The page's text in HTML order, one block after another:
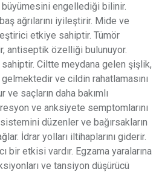
engellediği bilinir.
ağrılarını iyileştirir. Mide ve
etkiye sahiptir. Tümör
antiseptik özelliği bulunuyor.
Ciltte meydana gelen şişlik,
ve cildin rahatlamasını
ve saçların daha bakımlı
ve anksiyete semptomlarını
düzenler ve bağırsakların
İdrar yolları iltihaplarını giderir.
bir etkisi vardır. Egzama yaralarına
ve tansiyon düşürücü